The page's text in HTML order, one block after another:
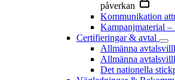
påverkan
Kommunikation
Kampanjmaterial
Certifieringar & avtal
Allmänna
Allmänna
Det nationella